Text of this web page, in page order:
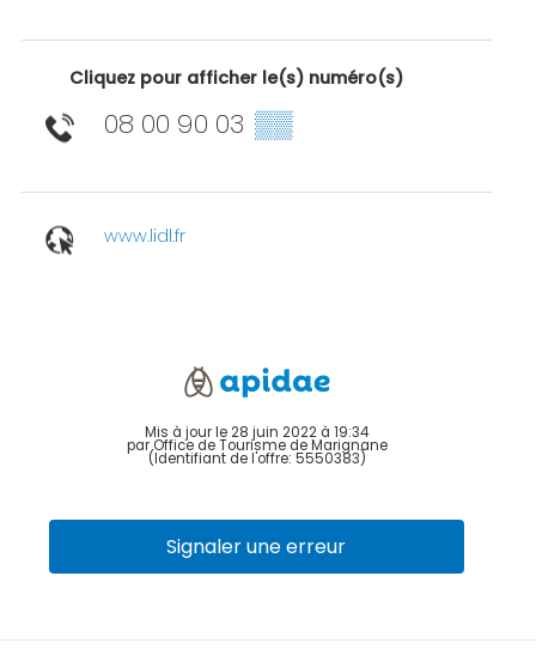
Cliquez pour afficher le(s) numéro(s)
08 00 90 03 ▒▒
www.lidl.fr
Mis à jour le 28 juin 2022 à 19:34
par Office de Tourisme de Marignane
(Identifiant de l'offre: 5550383)
Signaler une erreur